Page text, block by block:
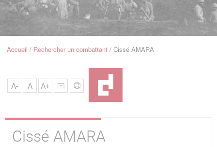
Navigation
FilAccueil Rechercher un combattant Cissé AMARA
A- A A+
Cissé AMARA